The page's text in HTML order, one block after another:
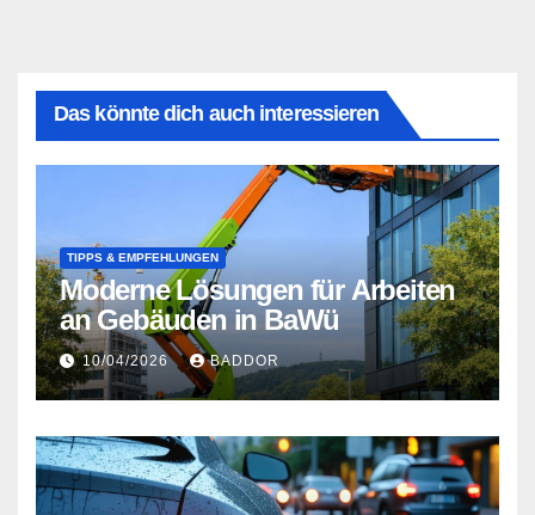
Das könnte dich auch interessieren
TIPPS & EMPFEHLUNGEN
Moderne Lösungen für Arbeiten
an Gebäuden in BaWü
10/04/2026 BADDOR